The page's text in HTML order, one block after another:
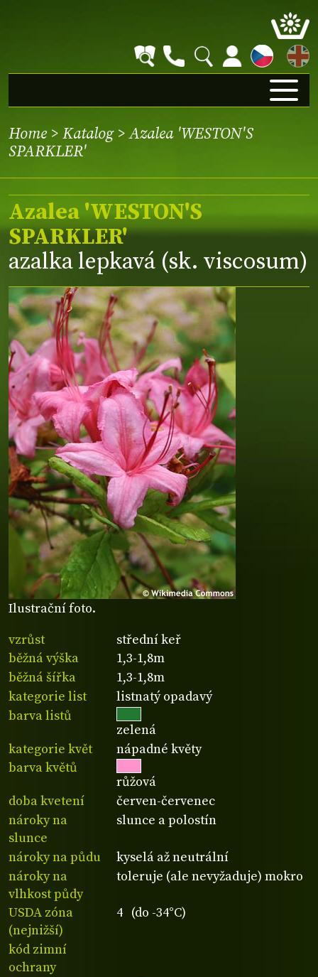
EN
Home > Katalog> Azalea 'WESTON'S
SPARKLER'
Ilustrační foto.
Azalea 'WESTON'S
SPARKLER'
azalka lepkavá (sk. viscosum)
vzrůst
střední keř
běžná výška
1,3-1,8m
běžná šířka
1,3-1,8m
kategorie list
listnatý opadavý
barva listů
zelená
kategorie květ
nápadné květy
barva květů
růžová
doba kvetení
červen-červenec
nároky na
slunce
slunce a polostín
nároky na půdu
kyselá až neutrální
nároky na
vlhkost půdy
toleruje (ale nevyžaduje) mokro
USDA zóna
(nejnižší)
4 (do -34°C)
kód zimní
ochrany